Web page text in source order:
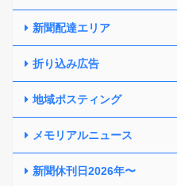
新聞配達エリア
折り込み広告
地域ポスティング
メモリアルニュース
新聞休刊日2026年〜